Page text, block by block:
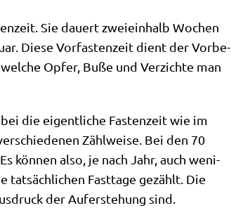
Sie dau­ert zwei­ein­halb Wochen
Die­se Vor­fa­sten­zeit dient der Vor­be­
Opfer, Buße und Ver­zich­te man
die eigent­li­che Fasten­zeit wie im
Zähl­wei­se. Bei den 70
kön­nen also, je nach Jahr, auch weni­
tat­säch­li­chen Fast­ta­ge gezählt. Die
der Auf­er­ste­hung sind.